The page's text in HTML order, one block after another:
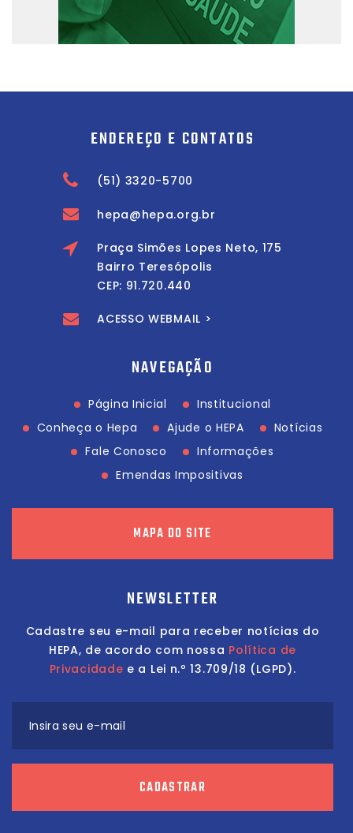
ENDEREÇO E CONTATOS
(51) 3320-5700
hepa@hepa.org.br
Praça Simões Lopes Neto, 175
Bairro Teresópolis
CEP: 91.720.440
ACESSO WEBMAIL >
NAVEGAÇÃO
Página Inicial
Institucional
Conheça o Hepa
Ajude o HEPA
Notícias
Fale Conosco
Informações
Emendas Impositivas
MAPA DO SITE
NEWSLETTER
Cadastre seu e-mail para receber notícias do
HEPA, de acordo com nossa Política de
Privacidade e a Lei n.º 13.709/18 (LGPD).
Insira seu e-mail
CADASTRAR